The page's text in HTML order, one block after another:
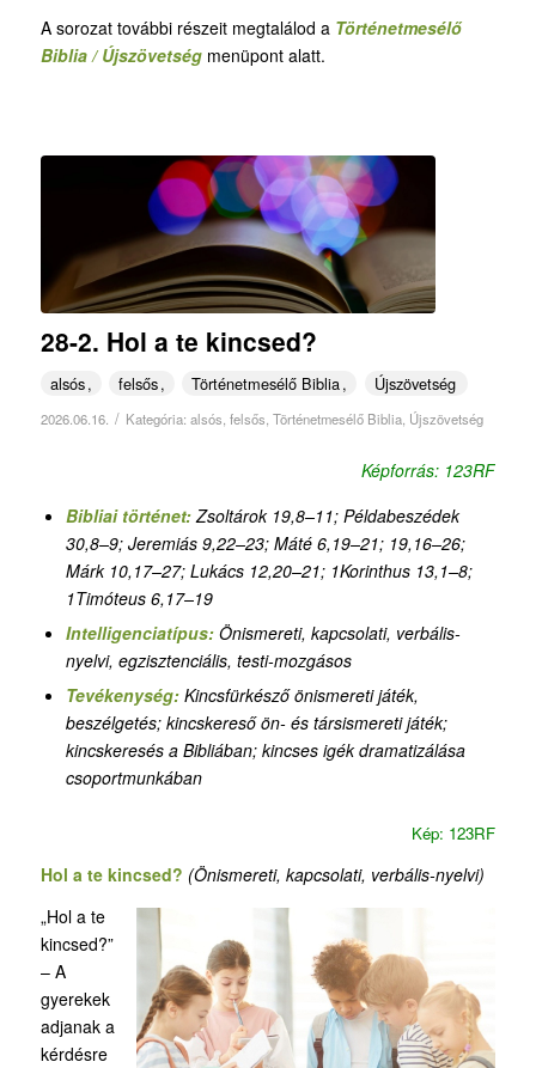
A sorozat további részeit megtalálod a Történetmesélő
Biblia / Újszövetségmenüpont alatt.
28-2. Hol a te kincsed?
alsós felsős Történetmesélő Biblia Újszövetség
2026.06.16. / Kategória: alsós, felsős, Történetmesélő Biblia, Újszövetség
Képforrás: 123RF
Bibliai történet:Zsoltárok 19,8–11; Példabeszédek
30,8–9; Jeremiás 9,22–23; Máté 6,19–21; 19,16–26;
Márk 10,17–27; Lukács 12,20–21; 1Korinthus 13,1–8;
1Timóteus 6,17–19
Intelligenciatípus: Önismereti, kapcsolati, verbális-
nyelvi, egzisztenciális, testi-mozgásos
Tevékenység: Kincsfürkésző önismereti játék,
beszélgetés;kincskereső ön- és társismereti játék;
kincskeresés a Bibliában;kincses igék dramatizálása
csoportmunkában
Kép: 123RF
Hol a te kincsed? (Önismereti, kapcsolati, verbális-nyelvi)
„Hol a te
kincsed?”
– A
gyerekek
adjanak a
kérdésre